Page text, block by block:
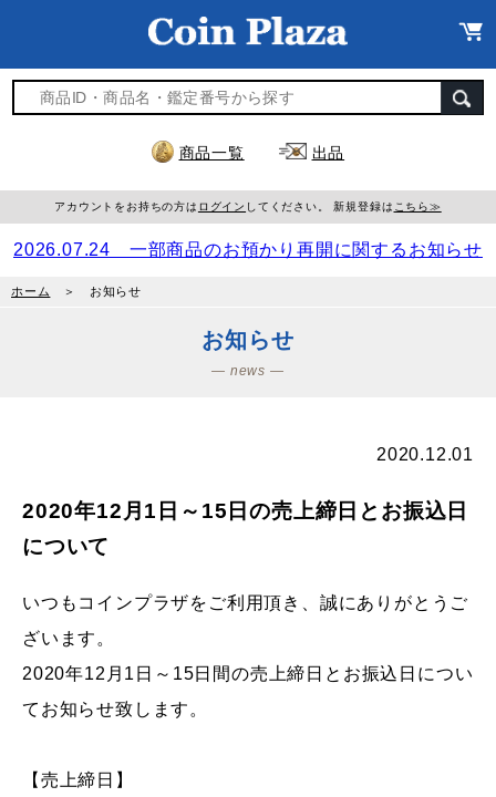
商品一覧 出品
アカウントをお持ちの方は ログイン してください。 新規登録は こちら≫
2026.07.24 一部商品のお預かり再開に関するお知らせ
ホーム ＞ お知らせ
お知らせ
― news ―
2020.12.01
2020年12月1日～15日の売上締日とお振込日
について
いつもコインプラザをご利用頂き、誠にありがとうご
ざいます。
2020年12月1日～15日間の売上締日とお振込日につい
てお知らせ致します。
【売上締日】